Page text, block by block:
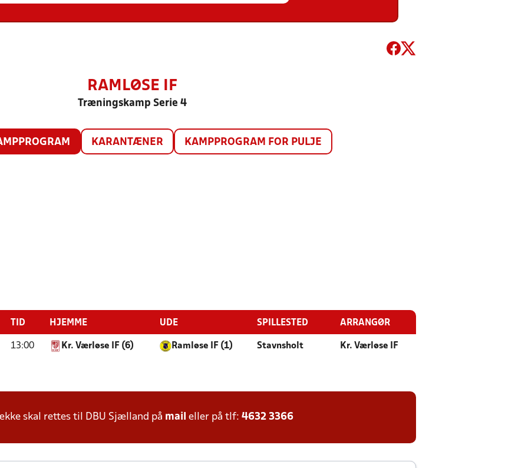
RAMLØSE IF
Træningskamp Serie 4
KARANTÆNER KAMPPROGRAM FOR PULJE
TID HJEMME UDE SPILLESTED ARRANGØR
13:00 Kr. Værløse IF (6) Ramløse IF (1) Stavnsholt Kr. Værløse IF
skal rettes til DBU Sjælland på mail eller på tlf: 4632 3366